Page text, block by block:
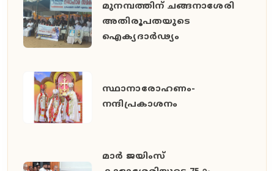
മുനമ്പത്തിന് ചങ്ങനാശേരി
അതിരൂപതയുടെ
ഐക്യദാർഢ്യം
സ്ഥാനാരോഹണം-
നന്ദിപ്രകാശനം
മാർ ജയിംസ്